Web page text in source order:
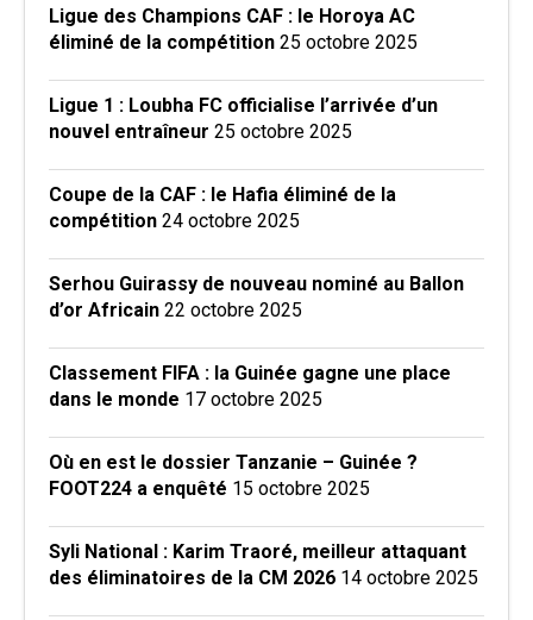
Ligue des Champions CAF : le Horoya AC
éliminé de la compétition 25 octobre 2025
Ligue 1 : Loubha FC officialise l’arrivée d’un
nouvel entraîneur 25 octobre 2025
Coupe de la CAF : le Hafia éliminé de la
compétition 24 octobre 2025
Serhou Guirassy de nouveau nominé au Ballon
d’or Africain 22 octobre 2025
Classement FIFA : la Guinée gagne une place
dans le monde 17 octobre 2025
Où en est le dossier Tanzanie – Guinée ?
FOOT224 a enquêté 15 octobre 2025
Syli National : Karim Traoré, meilleur attaquant
des éliminatoires de la CM 2026 14 octobre 2025